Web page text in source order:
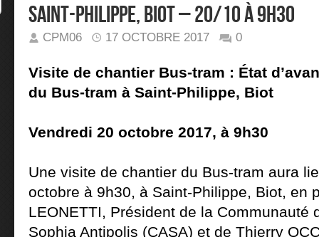
Saint-Philippe, Biot – 20/10 à 9h30
CPM06 17 OCTOBRE 2017 0
Visite de chantier Bus-tram : État
du Bus-tram à Saint-Philippe, Biot
Vendredi 20 octobre 2017, à 9h30
Une visite de chantier du Bus-tram aura
octobre à 9h30, à Saint-Philippe, Biot, en
LEONETTI, Président de la Communauté
Sophia Antipolis (CASA) et de Thierry